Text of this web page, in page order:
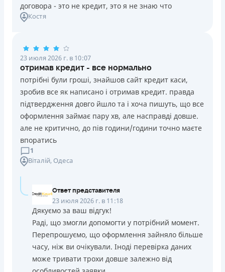
договора - это не кредит, это я не знаю что
Костя
23 июля 2026 г. в 10:07
отримав кредит - все нормально
потрібні були гроші, знайшов сайт кредит каси,
зробив все як написано і отримав кредит. правда
підтвердження довго йшло та і хоча пишуть, що все
оформлення займає пару хв, але насправді довше.
але не критично, до пів години/години точно маєте
впоратись
1
Віталій, Одеса
Ответ представителя
23 июля 2026 г. в 11:18
Дякуємо за ваш відгук!
Раді, що змогли допомогти у потрібний момент.
Перепрошуємо, що оформлення зайняло більше
часу, ніж ви очікували. Іноді перевірка даних
може тривати трохи довше залежно від